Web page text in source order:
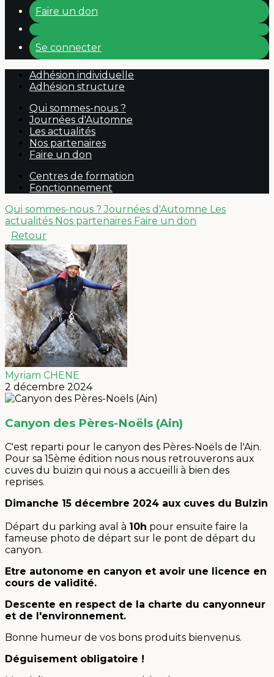
Faire un don
Se connecter
Adhésion individuelle
Adhésion structure
Qui sommes-nous ?
Journées d'Automne
Les actualités
Nos partenaires
Faire un don
Centres de formation
Fonctionnement
Qui sommes-nous ?Journées d'Automne Les
actualités Nos partenaires Faire un don
Retour
Myriam CHENE
2 décembre 2024
Canyon des Pères-Noëls (Ain)
C'est reparti pour le canyon des Pères-Noëls de l'Ain.
Pour sa 15ème édition nous nous retrouverons aux
cuves du buizin qui nous a accueilli à bien des
reprises.
Dimanche 15 décembre 2024 aux cuves du Bulzin
Départ du parking aval à 10h pour ensuite faire la
fameuse photo de départ sur le pont de départ du
canyon.
Etre autonome en canyon et avoir une licence en
cours de validité.
Descente en respect de la charte du canyonneur
et de l'environnement.
Bonne humeur de vos bons produits bienvenus.
Déguisement obligatoire !